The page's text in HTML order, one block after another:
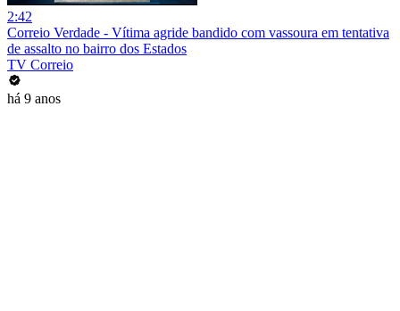
2:42
Correio Verdade - Vítima agride bandido com vassoura em tentativa
de assalto no bairro dos Estados
TV Correio
há 9 anos